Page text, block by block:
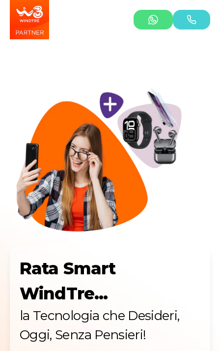
Rata Smart
WindTre...
la Tecnologia che Desideri,
Oggi, Senza Pensieri!